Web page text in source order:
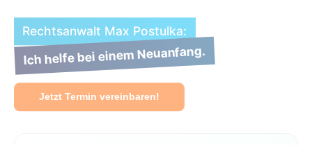
Rechtsanwalt Max Postulka:
Ich helfe bei einem Neuanfang.
Jetzt Termin vereinbaren!